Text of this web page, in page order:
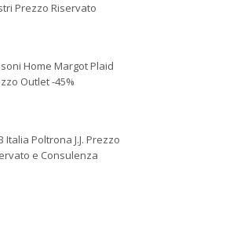
Prezzo Riservato
Home Margot Plaid
Outlet -45%
Italia Poltrona J.J. Prezzo
e Consulenza